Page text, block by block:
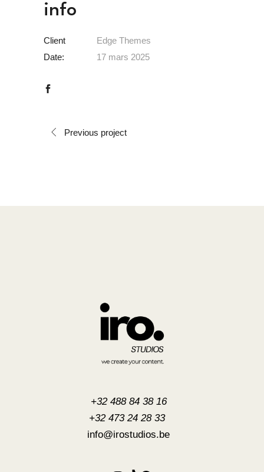
info
Client
Edge Themes
Date:
17 mars 2025
Previous project
+32 488 84 38 16
+32 473 24 28 33
info@irostudios.be